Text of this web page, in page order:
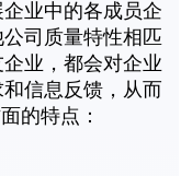
业中的各成员企
司质量特性相匹
业，都会对企业
信息反馈，从而
的特点：